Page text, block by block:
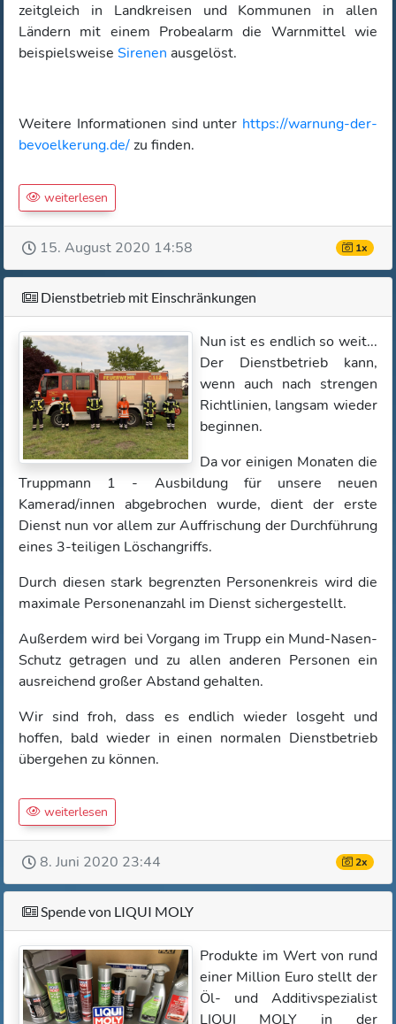
zeitgleich in Landkreisen und Kommunen in allen
Ländern mit einem Probealarm die Warnmittel wie
beispielsweise Sirenen ausgelöst.
Weitere Informationen sind unter https://warnung-der-
bevoelkerung.de/zu finden.
weiterlesen
15. August 2020 14:58 1x
Dienstbetrieb mit Einschränkungen
Nun ist es endlich so weit...
Der Dienstbetrieb kann,
wenn auch nach strengen
Richtlinien, langsam wieder
beginnen.
Da vor einigen Monaten die
Truppmann 1 - Ausbildung für unsere neuen
Kamerad/innen abgebrochen wurde, dient der erste
Dienst nun vor allem zur Auffrischung der Durchführung
eines 3-teiligen Löschangriffs.
Durch diesen stark begrenzten Personenkreis wird die
maximale Personenanzahl im Dienst sichergestellt.
Außerdem wird bei Vorgang im Trupp ein Mund-Nasen-
Schutz getragen und zu allen anderen Personen ein
ausreichend großer Abstand gehalten.
Wir sind froh, dass es endlich wieder losgeht und
hoffen, bald wieder in einen normalen Dienstbetrieb
übergehen zu können.
weiterlesen
8. Juni 2020 23:44 2x
Spende von LIQUI MOLY
Produkte im Wert von rund
einer Million Euro stellt der
Öl- und Additivspezialist
LIQUI MOLY in der